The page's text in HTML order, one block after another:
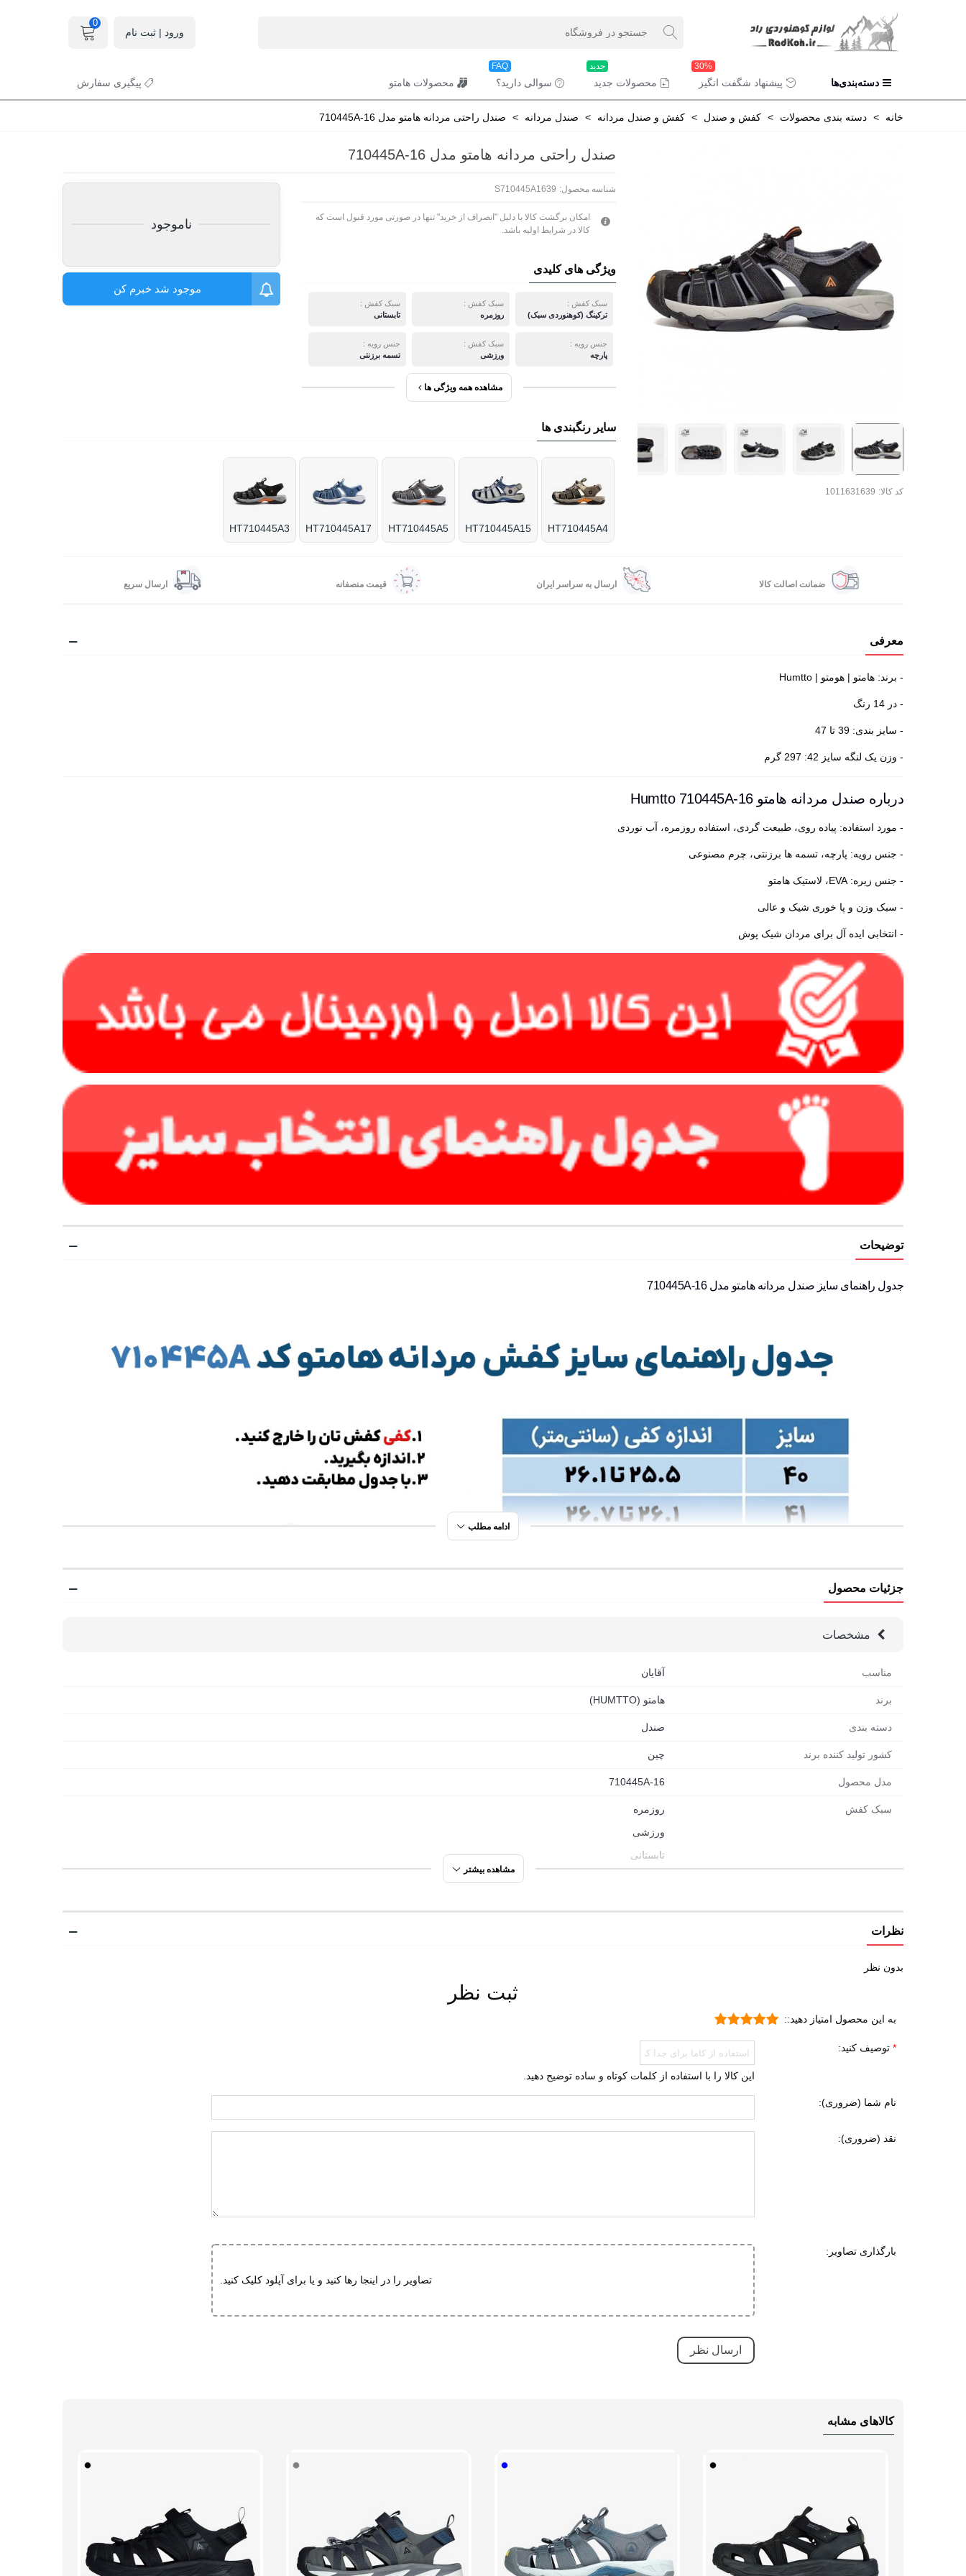
ورود | ثبت نام
0
دسته‌بندی‌ها پیشنهاد شگفت انگیز
30%
محصولات جدید
جدید
سوالی دارید؟
FAQ
محصولات هامتو پیگیری سفارش
خانه > دسته بندی محصولات > کفش و صندل > کفش و صندل مردانه > صندل مردانه > صندل راحتی مردانه هامتو مدل 710445A-16
کد کالا: 1011631639
صندل راحتی مردانه هامتو مدل 710445A-16
شناسه محصول: S710445A1639
امکان برگشت کالا با دلیل "انصراف از خرید" تنها در صورتی مورد قبول است که
کالا در شرایط اولیه باشد.
ویژگی های کلیدی
سبک کفش :
ترکینگ (کوهنوردی سبک)
سبک کفش :
روزمره
سبک کفش :
تابستانی
جنس رویه :
پارچه
سبک کفش :
ورزشی
جنس رویه :
تسمه برزنتی
مشاهده همه ویژگی ها
ناموجود
موجود شد خبرم کن
سایر رنگبندی ها
HT710445A4
HT710445A15
HT710445A5
HT710445A17
HT710445A3
ضمانت اصالت کالا ارسال به سراسر ایران قیمت منصفانه ارسال سریع
معرفی
- برند: هامتو | هومتو | Humtto
- در 14 رنگ
- سایز بندی: 39 تا 47
- وزن یک لنگه سایز 42: 297 گرم
درباره صندل مردانه هامتو Humtto 710445A-16
- مورد استفاده: پیاده روی، طبیعت گردی، استفاده روزمره، آب نوردی
- جنس رویه: پارچه، تسمه ها برزنتی، چرم مصنوعی
- جنس زیره: EVA، لاستیک هامتو
- سبک وزن و پا خوری شیک و عالی
- انتخابی ایده آل برای مردان شیک پوش
توضیحات
جدول راهنمای سایز صندل مردانه هامتو مدل 710445A-16
ادامه مطلب
جزئیات محصول
مشخصات
مناسب آقایان
برند هامتو (HUMTTO)
دسته بندی صندل
کشور تولید کننده برند چین
مدل محصول 710445A-16
سبک کفش
روزمره
ورزشی
تابستانی
روزمره
تسمه برزنتی
پارچه
ای وی ای (EVA)
تنفسی (قابلیت گردش هوا)
بند کشی
راهنمای قالب محصول
مشاهده بیشتر
نظرات
بدون نظر
ثبت نظر
به این محصول امتیاز دهید::
توصیف کنید:
این کالا را با استفاده از کلمات کوتاه و ساده توضیح دهید.
نام شما (ضروری):
نقد (ضروری):
بارگذاری تصاویر:
تصاویر را در اینجا رها کنید و یا برای آپلود کلیک کنید.
کالاهای مشابه